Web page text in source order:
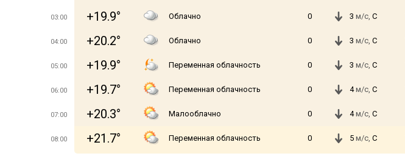
03:00 +19.9° Облачно 0 3 м/с, С
04:00 +20.2° Облачно 0 3 м/с, С
05:00 +19.9° Переменная облачность 0 3 м/с, С
06:00 +19.7° Переменная облачность 0 4м/с, С
07:00 +20.3° Малооблачно 0 4м/с, С
08:00 +21.7° Переменная облачность 0 5 м/с, С